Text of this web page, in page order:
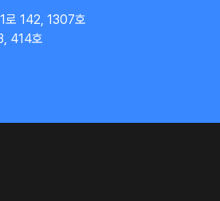
로 142, 1307호
414호